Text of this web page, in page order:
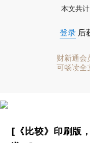
本文共
登录 后
财新通会
可畅读全
[《比较》印刷版，